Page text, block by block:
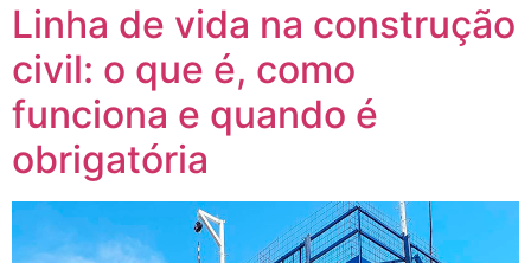
Linha de vida na construção
civil: o que é, como
funciona e quando é
obrigatória